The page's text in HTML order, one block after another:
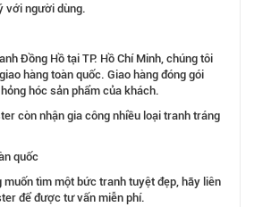
với người dùng.
Đồng Hồ tại TP. Hồ Chí Minh, chúng tôi
hàng toàn quốc. Giao hàng đóng gói
hóc sản phẩm của khách.
còn nhận gia công nhiều loại tranh tráng
quốc
muốn tìm một bức tranh tuyệt đẹp, hãy liên
để được tư vấn miễn phí.